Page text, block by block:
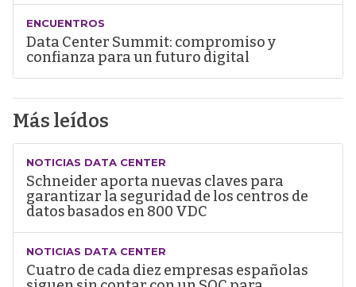
ENCUENTROS
Data Center Summit: compromiso y
confianza para un futuro digital
Más leídos
NOTICIAS DATA CENTER
Schneider aporta nuevas claves para
garantizar la seguridad de los centros de
datos basados en 800 VDC
NOTICIAS DATA CENTER
Cuatro de cada diez empresas españolas